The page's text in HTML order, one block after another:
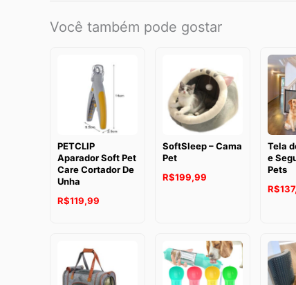
Você também pode gostar
PETCLIP
Aparador Soft Pet
Care Cortador De
Unha
R$119,99
SoftSleep – Cama
Pet
R$199,99
Tela
e
Pets
R$